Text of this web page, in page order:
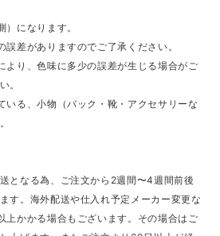
になります。
差がありますのでご了承ください。
より、色味に多少の誤差が生じる場合がご
。
いる、小物（バック・靴・アクセサリーな
となる為、ご注文から2週間〜4週間前後
す。海外配送や仕入れ予定メーカー変更な
上かかる場合もございます。その場合はご